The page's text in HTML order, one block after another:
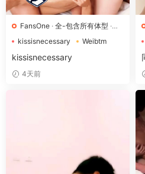
FansOne · 全-包含所有体型 ·
狗-胸肌|微胖
kissisnecessary
Weibtm
中国台湾
kissisnecessary
4天前